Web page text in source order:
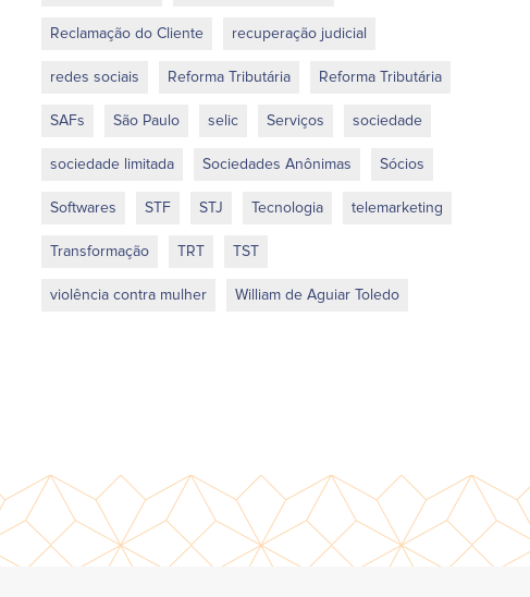
Reclamação do Cliente recuperação judicial
redes sociais Reforma Tributária Reforma Tributária
SAFs São Paulo selic Serviços sociedade
sociedade limitada Sociedades Anônimas Sócios
Softwares STF STJ Tecnologia telemarketing
Transformação TRT TST
violência contra mulher William de Aguiar Toledo